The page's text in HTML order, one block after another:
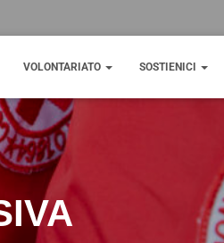
VOLONTARIATO SOSTIENICI